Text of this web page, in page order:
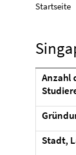
Startseite
Anzahl
Stadt,